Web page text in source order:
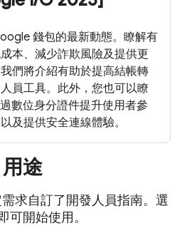
錢包的最新動態。瞭解有
本、減少詐欺風險及提供更
們將介紹有助於提高結帳轉
員工具。此外，您也可以瞭
數位身分證件提升使用者參
及提供安全連線體驗。
用途
求自訂了開發人員指南。選
可開始使用。